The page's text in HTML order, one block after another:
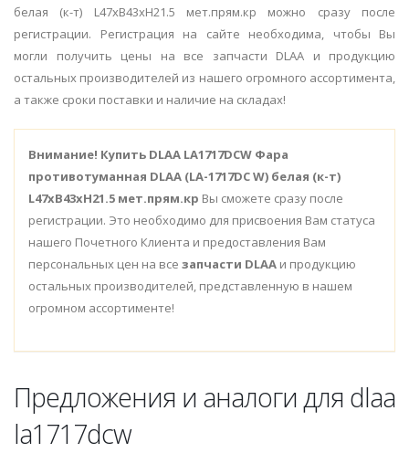
белая (к-т) L47хB43хH21.5 мет.прям.кр можно сразу после
регистрации. Регистрация на сайте необходима, чтобы Вы
могли получить цены на все запчасти DLAA и продукцию
остальных производителей из нашего огромного ассортимента,
а также сроки поставки и наличие на складах!
Внимание! Купить DLAA LA1717DCW Фара
противотуманная DLAA (LA-1717DC W) белая (к-т)
L47хB43хH21.5 мет.прям.кр Вы сможете сразу после
регистрации. Это необходимо для присвоения Вам статуса
нашего Почетного Клиента и предоставления Вам
персональных цен на все запчасти DLAA и продукцию
остальных производителей, представленную в нашем
огромном ассортименте!
Предложения и аналоги для dlaa
la1717dcw